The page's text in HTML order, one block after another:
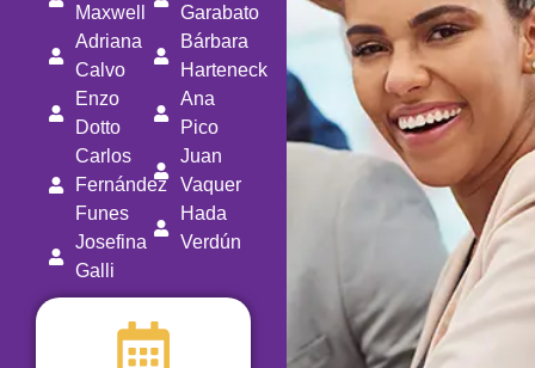
Maxwell
Adriana
Calvo
Enzo
Dotto
Carlos
Fernández
Funes
Josefina
Galli
Garabato
Bárbara
Harteneck
Ana
Pico
Juan
Vaquer
Hada
Verdún